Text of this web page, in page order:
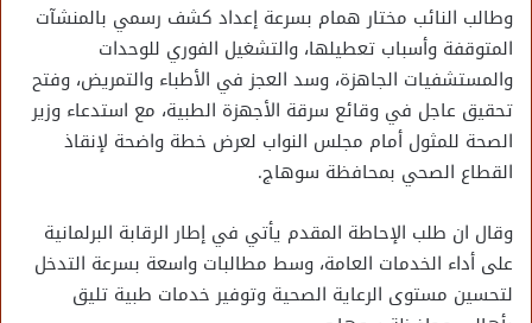
وطالب النائب مختار همام بسرعة إعداد كشف رسمي بالمنشآت
المتوقفة وأسباب تعطيلها، والتشغيل الفوري للوحدات
والمستشفيات الجاهزة، وسد العجز في الأطباء والتمريض، وفتح
تحقيق عاجل في وقائع سرقة الأجهزة الطبية، مع استدعاء وزير
الصحة للمثول أمام مجلس النواب لعرض خطة واضحة لإنقاذ
القطاع الصحي بمحافظة سوهاج.
وقال ان طلب الإحاطة المقدم يأتي في إطار الرقابة البرلمانية
على أداء الخدمات العامة، وسط مطالبات واسعة بسرعة التدخل
لتحسين مستوى الرعاية الصحية وتوفير خدمات طبية تليق